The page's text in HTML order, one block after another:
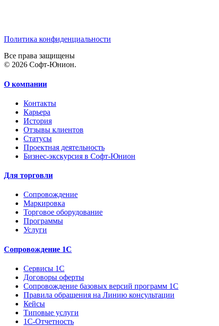
Политика конфиденциальности
Все права защищены
© 2026 Софт-Юнион.
О компании
Контакты
Карьера
История
Отзывы клиентов
Статусы
Проектная деятельность
Бизнес-экскурсия в Софт-Юнион
Для торговли
Сопровождение
Маркировка
Торговое оборудование
Программы
Услуги
Сопровождение 1С
Сервисы 1С
Договоры оферты
Сопровождение базовых версий программ 1С
Правила обращения на Линию консультации
Кейсы
Типовые услуги
1С-Отчетность